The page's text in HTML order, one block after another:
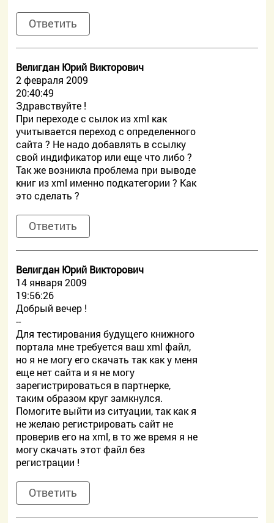
Ответить
Велигдан Юрий Викторович
2 февраля 2009
20:40:49
Здравствуйте !
При переходе с сылок из xml как
учитывается переход с определенного
сайта ? Не надо добавлять в ссылку
свой индификатор или еще что либо ?
Так же возникла проблема при выводе
книг из xml именно подкатегории ? Как
это сделать ?
Ответить
Велигдан Юрий Викторович
14 января 2009
19:56:26
Добрый вечер !
--
Для тестирования будущего книжного
портала мне требуется ваш xml файл,
но я не могу его скачать так как у меня
еще нет сайта и я не могу
зарегистрироваться в партнерке,
таким образом круг замкнулся.
Помогите выйти из ситуации, так как я
не желаю регистрировать сайт не
проверив его на xml, в то же время я не
могу скачать этот файл без
регистрации !
Ответить